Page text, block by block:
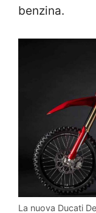
benzina.
La nuova Ducati